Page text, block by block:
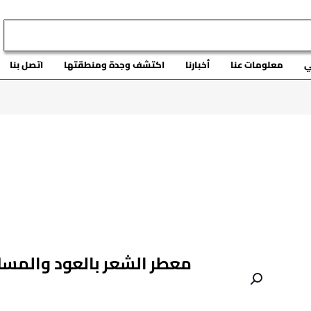
معلومات عنا أخبارنا اكتشف وجدة ومنطقتها اتصل بنا
معطر الشعر بالعود